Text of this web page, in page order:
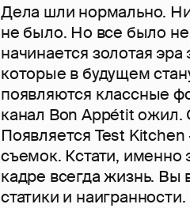
Дела шли нормально.
не было. Но все было не
начинается золотая
которые в будущем
появляются классные
канал Bon Appétit
Появляется Test
съемок. Кстати, именно
кадре всегда жизнь. Вы
статики и наигранности.